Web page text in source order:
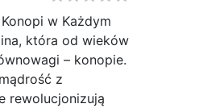
w Każdym
która od wieków
– konopie.
z
rewolucjonizują